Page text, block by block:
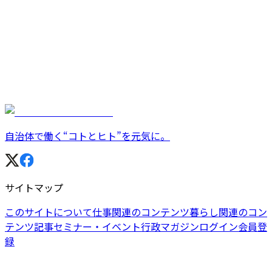
自治体で働く“コトとヒト”を元気に。
サイトマップ
このサイトについて仕事関連のコンテンツ暮らし関連のコン
テンツ記事セミナー・イベント行政マガジンログイン会員登
録